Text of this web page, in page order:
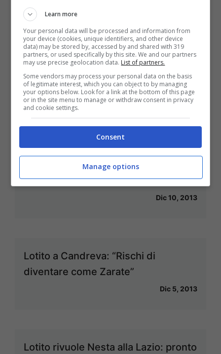
Moggi, sconto sulla pena: ma gli
avvocati non si arrendono
Dic 17, 2013
Petkovic via dopo Natale, Yakin e
Reja pronti a sostituirlo
Dic 10, 2013
Lotito a Candreva: “Rischi di
diventare come Zarate”
Dic 5, 2013
Lotito rivuole Nesta alla Lazio: pronto
Learn more
Your personal data will be processed and information from
your device (cookies, unique identifiers, and other device
data) may be stored by, accessed by and shared with 319
partners, or used specifically by this site. We and our partners
may use precise geolocation data. List of partners.
Some vendors may process your personal data on the basis
of legitimate interest, which you can object to by managing
your options below. Look for a link at the bottom of this page
or in the site menu to manage or withdraw consent in privacy
and cookie settings.
Consent
Manage options